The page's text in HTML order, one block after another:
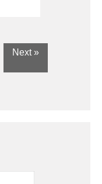
Next »